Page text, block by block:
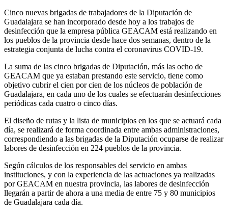
Cinco nuevas brigadas de trabajadores de la Diputación de
Guadalajara se han incorporado desde hoy a los trabajos de
desinfección que la empresa pública GEACAM está realizando en
los pueblos de la provincia desde hace dos semanas, dentro de la
estrategia conjunta de lucha contra el coronavirus COVID-19.
La suma de las cinco brigadas de Diputación, más las ocho de
GEACAM que ya estaban prestando este servicio, tiene como
objetivo cubrir el cien por cien de los núcleos de población de
Guadalajara, en cada uno de los cuales se efectuarán desinfecciones
periódicas cada cuatro o cinco días.
El diseño de rutas y la lista de municipios en los que se actuará cada
día, se realizará de forma coordinada entre ambas administraciones,
correspondiendo a las brigadas de la Diputación ocuparse de realizar
labores de desinfección en 224 pueblos de la provincia.
Según cálculos de los responsables del servicio en ambas
instituciones, y con la experiencia de las actuaciones ya realizadas
por GEACAM en nuestra provincia, las labores de desinfección
llegarán a partir de ahora a una media de entre 75 y 80 municipios
de Guadalajara cada día.